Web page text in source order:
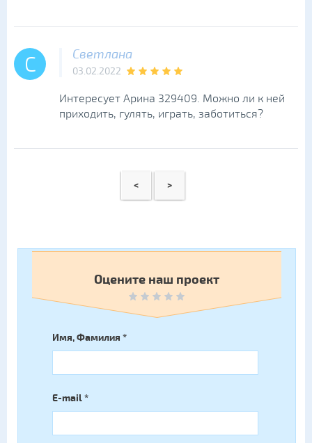
С Светлана
03.02.2022
Интересует Арина 329409. Можно ли к ней
приходить, гулять, играть, заботиться?
< >
Оцените наш проект
Имя, Фамилия *
E-mail*